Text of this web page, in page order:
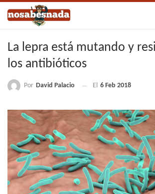
La lepra está mutando y
los antibióticos
Por David Palacio El 6 Feb 2018